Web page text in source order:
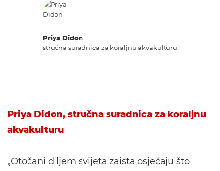
Priya Didon
stručna suradnica za koraljnu akvakulturu
Priya Didon, stručna suradnica za koraljnu
akvakulturu
„Otočani diljem svijeta zaista osjećaju što